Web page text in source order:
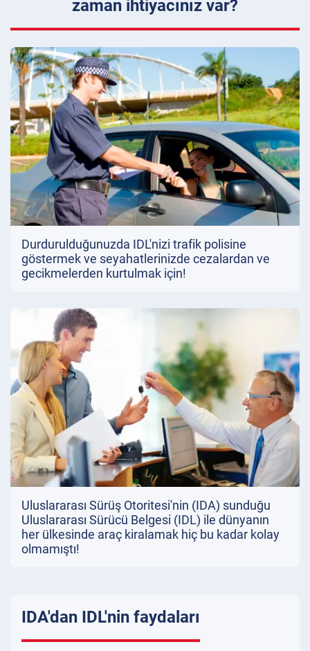
zaman ihtiyacınız var?
Durdurulduğunuzda IDL'nizi trafik polisine
göstermek ve seyahatlerinizde cezalardan ve
gecikmelerden kurtulmak için!
Uluslararası Sürüş Otoritesi'nin (IDA) sunduğu
Uluslararası Sürücü Belgesi (IDL) ile dünyanın
her ülkesinde araç kiralamak hiç bu kadar kolay
olmamıştı!
IDA'dan IDL'nin faydaları